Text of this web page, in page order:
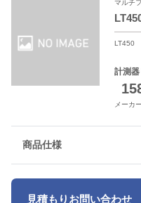
マルチ
LT450
計測
メーカ
商品仕様
見積もり お問い合わせ